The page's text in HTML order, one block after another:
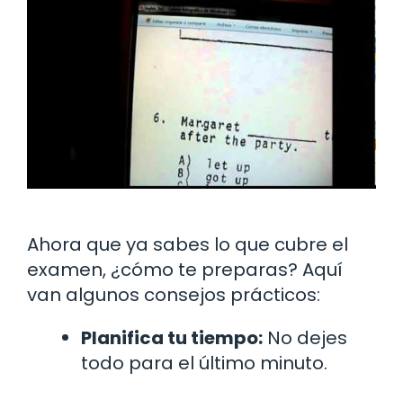
Ahora que ya sabes lo que cubre el
examen, ¿cómo te preparas? Aquí
van algunos consejos prácticos:
Planifica tu tiempo: No dejes
todo para el último minuto.